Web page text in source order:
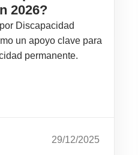
2026?
Discapacidad
un apoyo clave para
permanente.
29/12/2025